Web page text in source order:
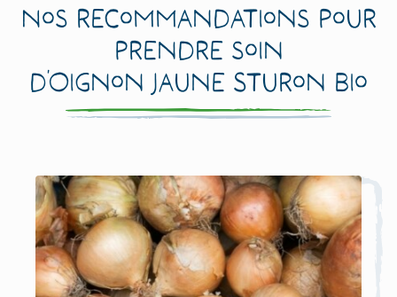
Nos recommandations pour
prendre soin
d’Oignon Jaune Sturon Bio